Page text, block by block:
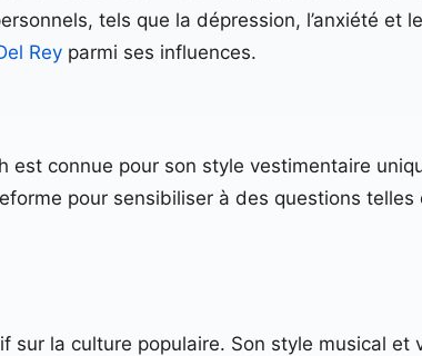
tels que la dépression, l’anxiété et
Reyparmi ses influences.
est connue pour son style vestimentaire
pour sensibiliser à des questions
sur la culture populaire. Son style musical